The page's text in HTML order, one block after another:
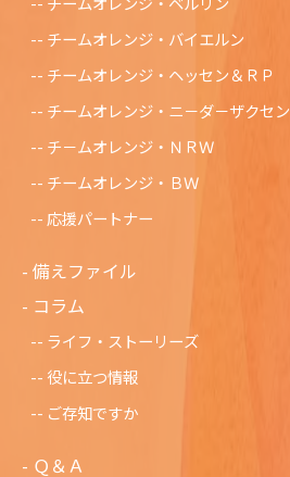
チームオレンジ・バイエルン
チームオレンジ・ヘッセン＆ＲＰ
チームオレンジ・ニ－ダ－ザクセン
チ－ムオレンジ・ＮＲＷ
チームオレンジ・ＢＷ
応援パートナー
備えファイル
コラム
ライフ・ストーリーズ
役に立つ情報
ご存知ですか
Ｑ＆Ａ